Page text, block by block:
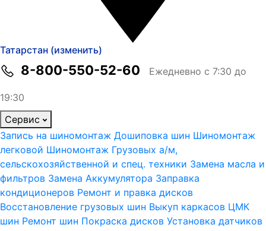
Татарстан (изменить)
8-800-550-52-60 Ежедневно с 7:30 до
19:30
Сервис
Запись на шиномонтаж Дошиповка шин Шиномонтаж
легковой Шиномонтаж Грузовых а/м,
сельскохозяйственной и спец. техники Замена масла и
фильтров Замена Аккумулятора Заправка
кондиционеров Ремонт и правка дисков
Восстановление грузовых шин Выкуп каркасов ЦМК
шин Ремонт шин Покраска дисков Установка датчиков